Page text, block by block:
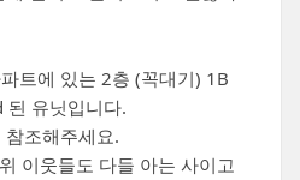
트에 있는 2층 (꼭대기) 1B
유닛입니다.
조해주세요.
이웃들도 다들 아는 사이고